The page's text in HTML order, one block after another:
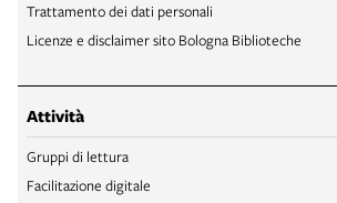
Trattamento dei dati personali
Licenze e disclaimer sito Bologna Biblioteche
Attività
Gruppi di lettura
Facilitazione digitale